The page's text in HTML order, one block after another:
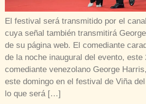
El festival será transmitido por el
cuya señal también transmitirá
de su página web. El comediante
de la noche inaugural del evento,
comediante venezolano George
este domingo en el festival de Viña
lo que será […]